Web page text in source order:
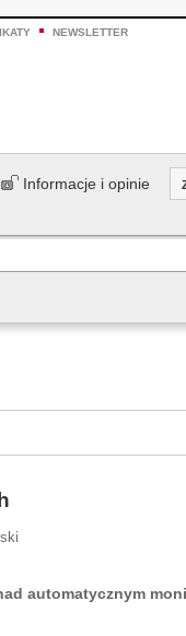
NEWSLETTER
Informacje i opinie
automatycznym